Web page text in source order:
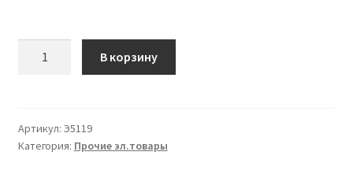
В корзину
Артикул: Э5119
Категория: Прочие эл.товары